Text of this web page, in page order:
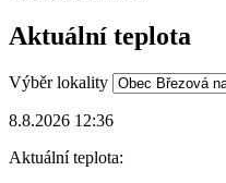
Aktuální teplota
Výběr lokality
8.8.2026 12:36
Aktuální teplota: